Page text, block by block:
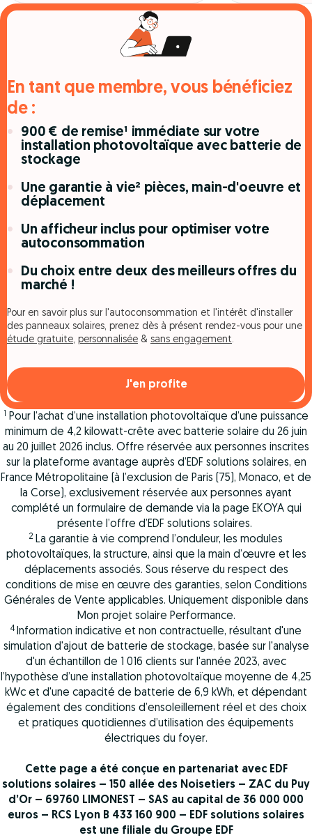
En tant que membre, vous bénéficiez
de :
900 € de remise¹ immédiate sur votre
installation photovoltaïque avec batterie de
stockage
Une garantie à vie² pièces, main-d'oeuvre et
déplacement
Un afficheur inclus pour optimiser votre
autoconsommation
Du choix entre deux des meilleurs offres du
marché !
Pour en savoir plus sur l'autoconsommation et l'intérêt d'installer
des panneaux solaires, prenez dès à présent rendez-vous pour une
étude gratuite, personnalisée & sans engagement.
J'en profite
1
Pour l’achat d’une installation photovoltaïque d’une puissance
minimum de 4,2 kilowatt-crête avec batterie solaire du 26 juin
au 20 juillet 2026 inclus. Offre réservée aux personnes inscrites
sur la plateforme avantage auprès d’EDF solutions solaires, en
France Métropolitaine (à l’exclusion de Paris (75), Monaco, et de
la Corse), exclusivement réservée aux personnes ayant
complété un formulaire de demande via la page EKOYA qui
présente l’offre d’EDF solutions solaires.
2 La garantie à vie comprend l’onduleur, les modules
photovoltaïques, la structure, ainsi que la main d’œuvre et les
déplacements associés. Sous réserve du respect des
conditions de mise en œuvre des garanties, selon Conditions
Générales de Vente applicables. Uniquement disponible dans
Mon projet solaire Performance.
4 Information indicative et non contractuelle, résultant d'une
simulation d'ajout de batterie de stockage, basée sur l'analyse
d'un échantillon de 1 016 clients sur l'année 2023, avec
l’hypothèse d’une installation photovoltaïque moyenne de 4,25
kWc et d'une capacité de batterie de 6,9 kWh, et dépendant
également des conditions d’ensoleillement réel et des choix
et pratiques quotidiennes d’utilisation des équipements
électriques du foyer.
Cette page a été conçue en partenariat avec EDF
solutions solaires – 150 allée des Noisetiers – ZAC du Puy
d’Or – 69760 LIMONEST – SAS au capital de 36 000 000
euros – RCS Lyon B 433 160 900 – EDF solutions solaires
est une filiale du Groupe EDF